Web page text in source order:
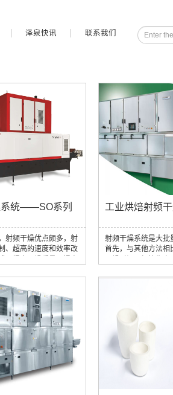
泽泉快讯 联系我们
系统——SO系列
射频干燥优点颇多，射
、超高的速度和效率改
技术优势1. 均匀干燥产
和强度：RF技术可精
纺织品均匀干燥。这有
完整性和强度，防止传
匀收缩或损坏。2. 缓解
燥可将染料迁移...
工业烘焙射频
射频干燥系统是大批
首先，与其他方法相
燥的主要优点之一是
燥或热损坏的风险
完整性和风味。此
和整个传送带宽度
过度干燥区域等问
一地向客户提供一